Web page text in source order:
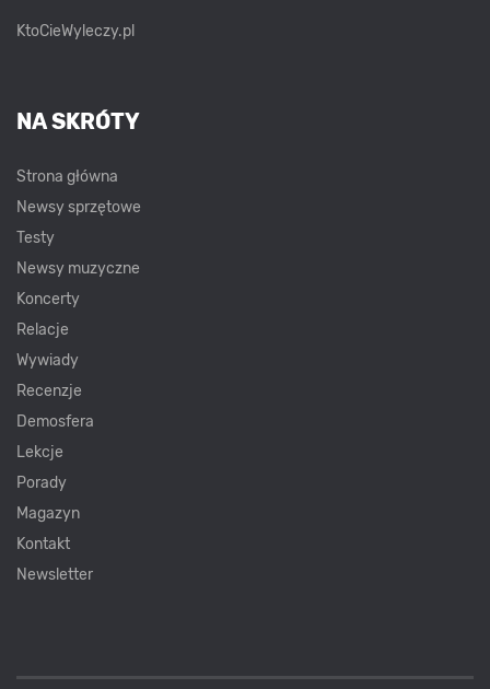
KtoCieWyleczy.pl
NA SKRÓTY
Strona główna
Newsy sprzętowe
Testy
Newsy muzyczne
Koncerty
Relacje
Wywiady
Recenzje
Demosfera
Lekcje
Porady
Magazyn
Kontakt
Newsletter